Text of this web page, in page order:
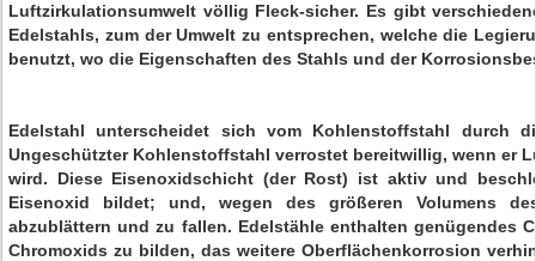
Luftzirkulationsumwelt völlig Fleck-sicher. Es gibt
Edelstahls, zum der Umwelt zu entsprechen, welche die
benutzt, wo die Eigenschaften des Stahls und der
Edelstahl unterscheidet sich vom Kohlenstoffstahl durch
Ungeschützter Kohlenstoffstahl verrostet bereitwillig, wenn er
wird. Diese Eisenoxidschicht (der Rost) ist aktiv und
Eisenoxid bildet; und, wegen des größeren Volumens
abzublättern und zu fallen. Edelstähle enthalten genügendes
Chromoxids zu bilden, das weitere Oberflächenkorrosion